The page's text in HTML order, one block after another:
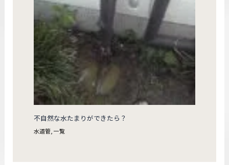
不自然な水たまりができたら？
水道管 ,一覧